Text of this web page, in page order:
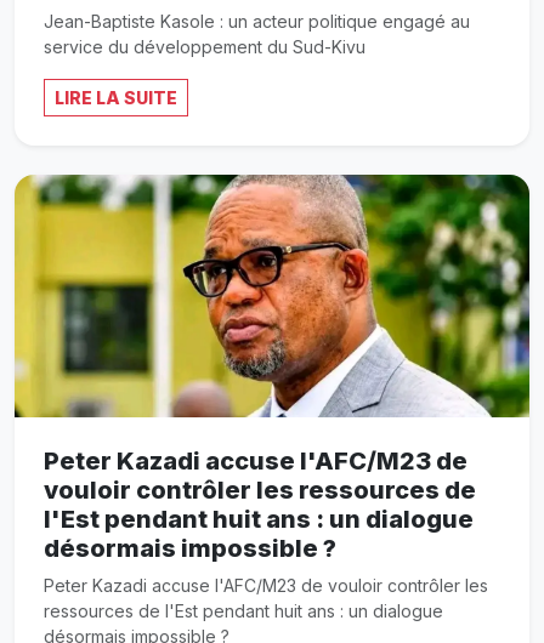
Jean-Baptiste Kasole : un acteur politique engagé au
service du développement du Sud-Kivu
LIRE LA SUITE
Peter Kazadi accuse l'AFC/M23 de
vouloir contrôler les ressources de
l'Est pendant huit ans : un dialogue
désormais impossible ?
Peter Kazadi accuse l'AFC/M23 de vouloir contrôler les
ressources de l'Est pendant huit ans : un dialogue
désormais impossible ?